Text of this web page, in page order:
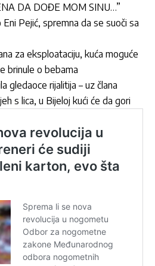
DA DOĐE MOM SINU…”
Pejić, spremna da se suoči sa
za eksploataciju, kuća moguće
brinule o bebama
gledaoce rijalitija – uz člana
s lica, u Bijeloj kući će da gori